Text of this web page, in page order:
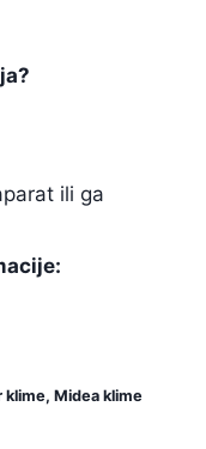
ili ga
klime, Midea klime